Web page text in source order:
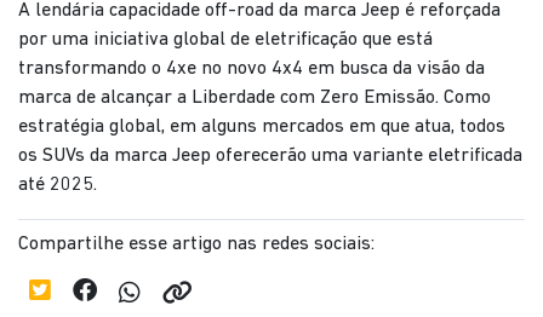
A lendária capacidade off-road da marca Jeep é reforçada
por uma iniciativa global de eletrificação que está
transformando o 4xe no novo 4x4 em busca da visão da
marca de alcançar a Liberdade com Zero Emissão. Como
estratégia global, em alguns mercados em que atua, todos
os SUVs da marca Jeep oferecerão uma variante eletrificada
até 2025.
Compartilhe esse artigo nas redes sociais: